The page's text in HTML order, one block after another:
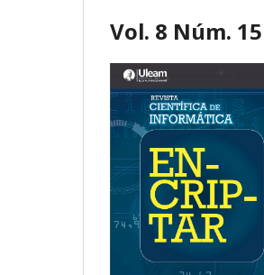
Vol. 8 Núm.